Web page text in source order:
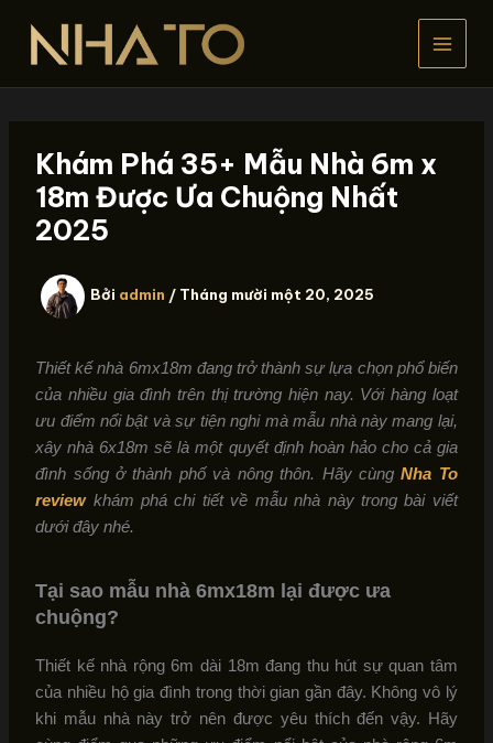
dung
Khám Phá 35+ Mẫu Nhà 6m x
18m Được Ưa Chuộng Nhất
2025
Bởi admin / Tháng mười một 20, 2025
Thiết kế nhà 6mx18m đang trở thành sự lựa chọn phổ biến
của nhiều gia đình trên thị trường hiện nay. Với hàng loạt
ưu điểm nổi bật và sự tiện nghi mà mẫu nhà này mang lại,
xây nhà 6x18m sẽ là một quyết định hoàn hảo cho cả gia
đình sống ở thành phố và nông thôn. Hãy cùngNha To
reviewkhám phá chi tiết về mẫu nhà này trong bài viết
dưới đây nhé.
Tại sao mẫu nhà 6mx18m lại được ưa
chuộng?
Thiết kế nhà rộng 6m dài 18m đang thu hút sự quan tâm
của nhiều hộ gia đình trong thời gian gần đây. Không vô lý
khi mẫu nhà này trở nên được yêu thích đến vậy. Hãy